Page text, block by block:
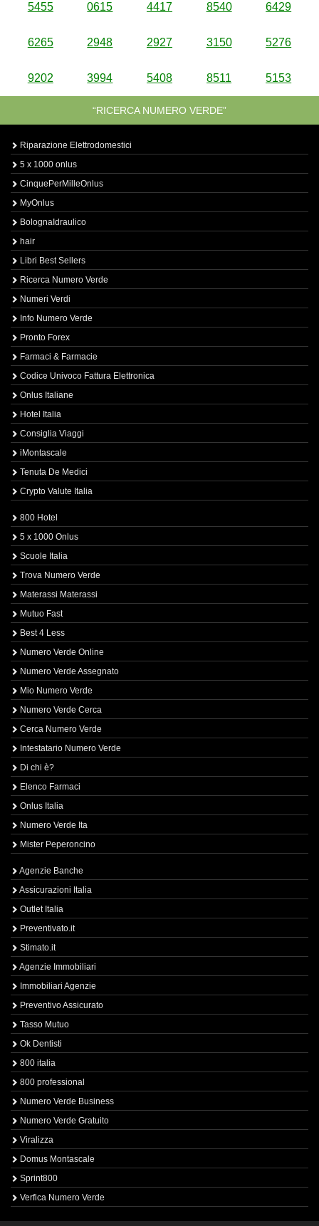
5455 0615 4417 8540 6429
6265 2948 2927 3150 5276
9202 3994 5408 8511 5153
“RICERCA NUMERO VERDE”
Riparazione Elettrodomestici
5 x 1000 onlus
CinquePerMilleOnlus
MyOnlus
BolognaIdraulico
hair
Libri Best Sellers
Ricerca Numero Verde
Numeri Verdi
Info Numero Verde
Pronto Forex
Farmaci & Farmacie
Codice Univoco Fattura Elettronica
Onlus Italiane
Hotel Italia
Consiglia Viaggi
iMontascale
Tenuta De Medici
Crypto Valute Italia
800 Hotel
5 x 1000 Onlus
Scuole Italia
Trova Numero Verde
Materassi Materassi
Mutuo Fast
Best 4 Less
Numero Verde Online
Numero Verde Assegnato
Mio Numero Verde
Numero Verde Cerca
Cerca Numero Verde
Intestatario Numero Verde
Di chi è?
Elenco Farmaci
Onlus Italia
Numero Verde Ita
Mister Peperoncino
Agenzie Banche
Assicurazioni Italia
Outlet Italia
Preventivato.it
Stimato.it
Agenzie Immobiliari
Immobiliari Agenzie
Preventivo Assicurato
Tasso Mutuo
Ok Dentisti
800 italia
800 professional
Numero Verde Business
Numero Verde Gratuito
Viralizza
Domus Montascale
Sprint800
Verfica Numero Verde